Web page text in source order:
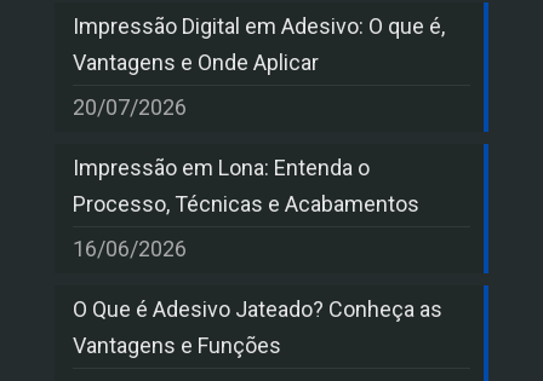
Impressão Digital em Adesivo: O que é,
Vantagens e Onde Aplicar
20/07/2026
Impressão em Lona: Entenda o
Processo, Técnicas e Acabamentos
16/06/2026
O Que é Adesivo Jateado? Conheça as
Vantagens e Funções